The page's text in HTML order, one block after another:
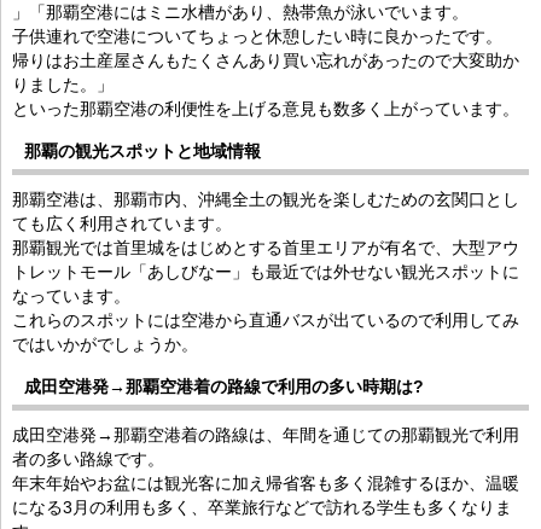
」「那覇空港にはミニ水槽があり、熱帯魚が泳いでいます。
子供連れで空港についてちょっと休憩したい時に良かったです。
帰りはお土産屋さんもたくさんあり買い忘れがあったので大変助か
りました。」
といった那覇空港の利便性を上げる意見も数多く上がっています。
那覇の観光スポットと地域情報
那覇空港は、那覇市内、沖縄全土の観光を楽しむための玄関口とし
ても広く利用されています。
那覇観光では首里城をはじめとする首里エリアが有名で、大型アウ
トレットモール「あしびなー」も最近では外せない観光スポットに
なっています。
これらのスポットには空港から直通バスが出ているので利用してみ
ではいかがでしょうか。
成田空港発→那覇空港着の路線で利用の多い時期は?
成田空港発→那覇空港着の路線は、年間を通じての那覇観光で利用
者の多い路線です。
年末年始やお盆には観光客に加え帰省客も多く混雑するほか、温暖
になる3月の利用も多く、卒業旅行などで訪れる学生も多くなりま